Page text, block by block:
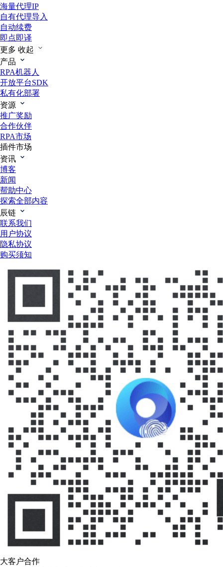
海量代理IP
自有代理导入
自动续费
即点即译
更多 收起
产品
RPA机器人
开放平台SDK
私有化部署
资源
推广奖励
合作伙伴
RPA市场
插件市场
资讯
博客
新闻
帮助中心
探索全部内容
辰链
联系我们
用户协议
隐私协议
购买须知
大客户合作